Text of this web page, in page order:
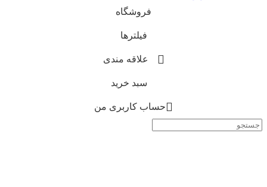
علاقه مندی
حساب کاربری من